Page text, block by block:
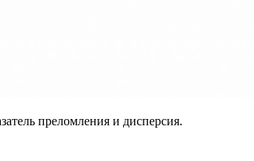
преломления и дисперсия.